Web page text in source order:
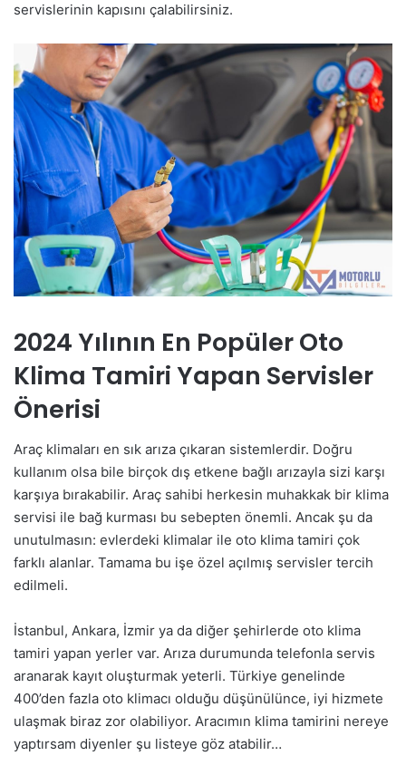
servislerinin kapısını çalabilirsiniz.
2024 Yılının En Popüler Oto
Klima Tamiri Yapan Servisler
Önerisi
Araç klimaları en sık arıza çıkaran sistemlerdir. Doğru
kullanım olsa bile birçok dış etkene bağlı arızayla sizi karşı
karşıya bırakabilir. Araç sahibi herkesin muhakkak bir klima
servisi ile bağ kurması bu sebepten önemli. Ancak şu da
unutulmasın: evlerdeki klimalar ile oto klima tamiri çok
farklı alanlar. Tamama bu işe özel açılmış servisler tercih
edilmeli.
İstanbul, Ankara, İzmir ya da diğer şehirlerde oto klima
tamiri yapan yerler var. Arıza durumunda telefonla servis
aranarak kayıt oluşturmak yeterli. Türkiye genelinde
400’den fazla oto klimacı olduğu düşünülünce, iyi hizmete
ulaşmak biraz zor olabiliyor. Aracımın klima tamirini nereye
yaptırsam diyenler şu listeye göz atabilir…